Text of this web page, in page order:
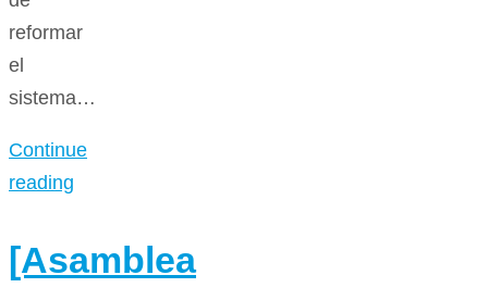
reformar
el
sistema…
Continue
reading
[Asamblea